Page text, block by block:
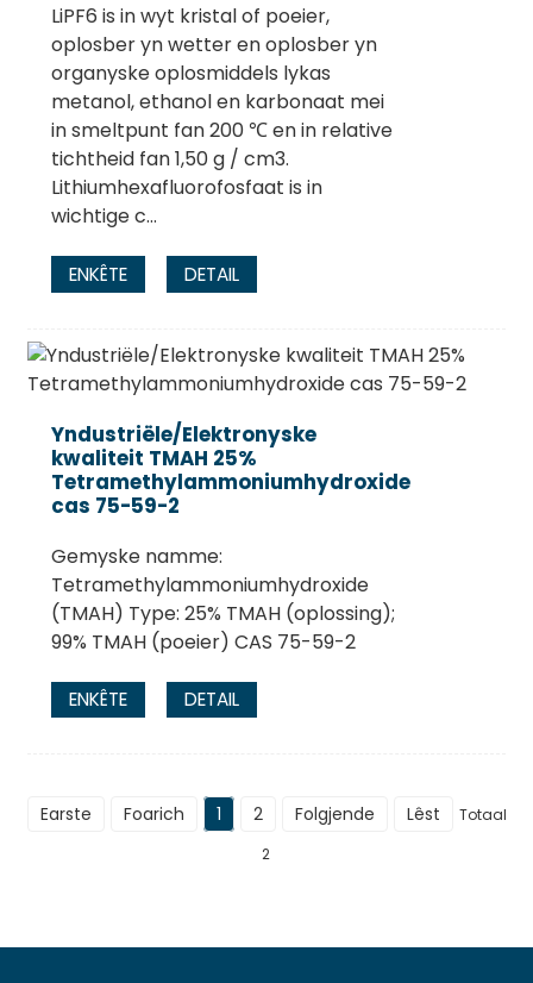
LiPF6 is in wyt kristal of poeier,
oplosber yn wetter en oplosber yn
organyske oplosmiddels lykas
metanol, ethanol en karbonaat mei
in smeltpunt fan 200 ℃ en in relative
tichtheid fan 1,50 g / cm3.
Lithiumhexafluorofosfaat is in
wichtige c...
ENKÊTE DETAIL
Yndustriële/Elektronyske
kwaliteit TMAH 25%
Tetramethylammoniumhydroxide
cas 75-59-2
Gemyske namme:
Tetramethylammoniumhydroxide
(TMAH) Type: 25% TMAH (oplossing);
99% TMAH (poeier) CAS 75-59-2
ENKÊTE DETAIL
Earste Foarich 1 2 Folgjende Lêst
Totaal
2